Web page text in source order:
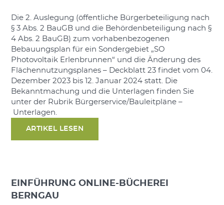
Die 2. Auslegung (öffentliche Bürgerbeteiligung nach
§ 3 Abs. 2 BauGB und die Behördenbeteiligung nach §
4 Abs. 2 BauGB) zum vorhabenbezogenen
Bebauungsplan für ein Sondergebiet „SO
Photovoltaik Erlenbrunnen“ und die Änderung des
Flächennutzungsplanes – Deckblatt 23 findet vom 04.
Dezember 2023 bis 12. Januar 2024 statt. Die
Bekanntmachung und die Unterlagen finden Sie
unter der Rubrik Bürgerservice/Bauleitpläne –
Unterlagen.
ARTIKEL LESEN
EINFÜHRUNG ONLINE-BÜCHEREI
BERNGAU